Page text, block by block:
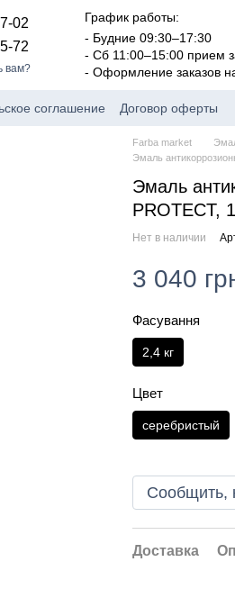
02
72
вам?
График работы:
- Будние 09:30–17:30
- Сб 11:00–15:00 прием
- Оформление заказов
соглашение Договор оферты
Farba market
Эмаль
Эмаль
PROTECT,
Нет в наличии
3 040
Фасування
2,4 кг
Цвет
серебристый
Сообщить,
Доставка